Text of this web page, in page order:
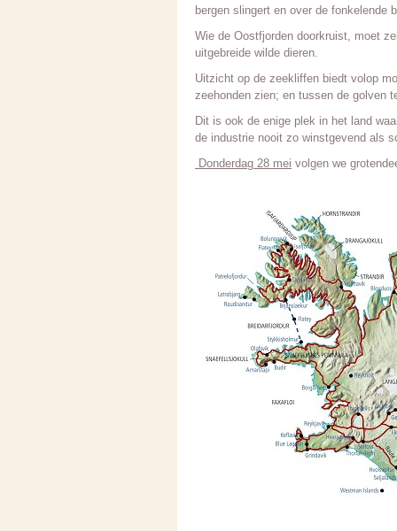
bergen slingert en over de
Wie de Oostfjorden doorkruist, moet
uitgebreide wilde dieren.
Uitzicht op de zeekliffen biedt volop
zeehonden zien; en tussen de golven
Dit is ook de enige plek in het land
de industrie nooit zo winstgevend als
Donderdag 28 mei volgen we